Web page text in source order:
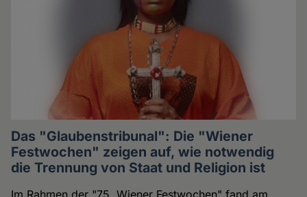
Das "Glaubenstribunal": Die "Wiener
Festwochen" zeigen auf, wie notwendig
die Trennung von Staat und Religion ist